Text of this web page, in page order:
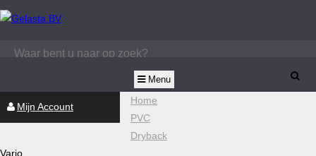
Mijn Account
Zoeken
Menu
Home
PVC
Dryback
Vario